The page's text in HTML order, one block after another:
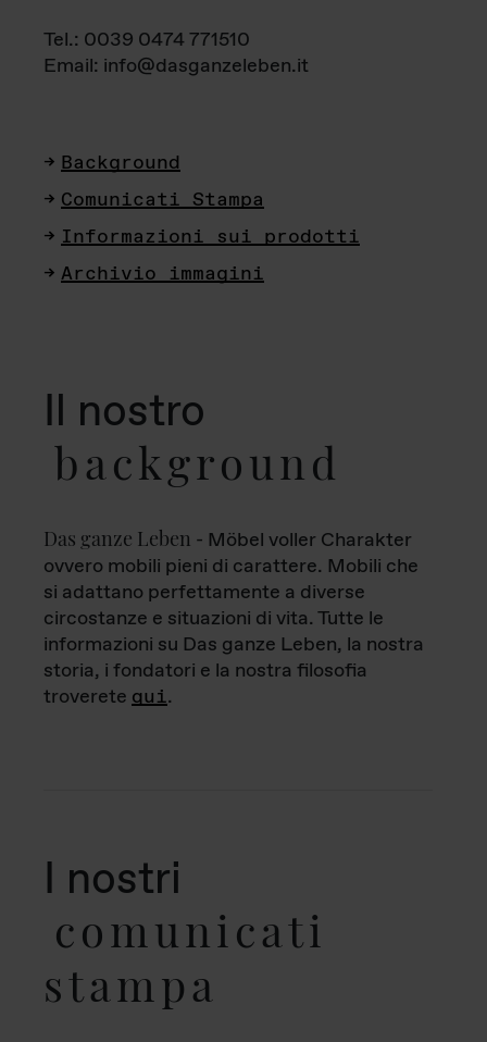
Tel.: 0039 0474 771510
Email: info@dasganzeleben.it
Background
Comunicati Stampa
Informazioni sui prodotti
Archivio immagini
Il nostro
background
Das ganze Leben - Möbel voller Charakter
ovvero mobili pieni di carattere. Mobili che
si adattano perfettamente a diverse
circostanze e situazioni di vita. Tutte le
informazioni su Das ganze Leben, la nostra
storia, i fondatori e la nostra filosofia
troverete qui.
I nostri
comunicati
stampa